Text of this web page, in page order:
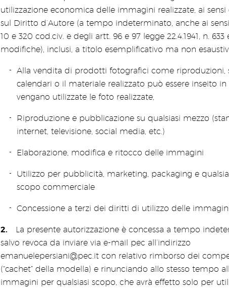
utilizzazione economica delle immagini realizzate, ai sensi
sul Diritto d’Autore (a tempo indeterminato, anche ai
10 e 320 cod.civ. e degli artt. 96 e 97 legge 22.4.1941, n. 633
modifiche), inclusi, a titolo esemplificativo ma non
Alla vendita di prodotti fotografici come riproduzioni,
calendari o il materiale realizzato può essere inseito in
vengano utilizzate le foto realizzate,
Riproduzione e pubblicazione su qualsiasi mezzo
internet, televisione, social media, etc.)
Elaborazione, modifica e ritocco delle immagini
Utilizzo per pubblicità, marketing, packaging e
scopo commerciale
Concessione a terzi dei diritti di utilizzo delle
La presente autorizzazione è concessa a tempo
salvo revoca da inviare via e-mail pec all’indirizzo
emanuelepersiani@pec.it con relativo rimborso dei
(“cachet” della modella) e rinunciando allo stesso tempo
immagini per qualsiasi scopo, che avrà effetto solo per